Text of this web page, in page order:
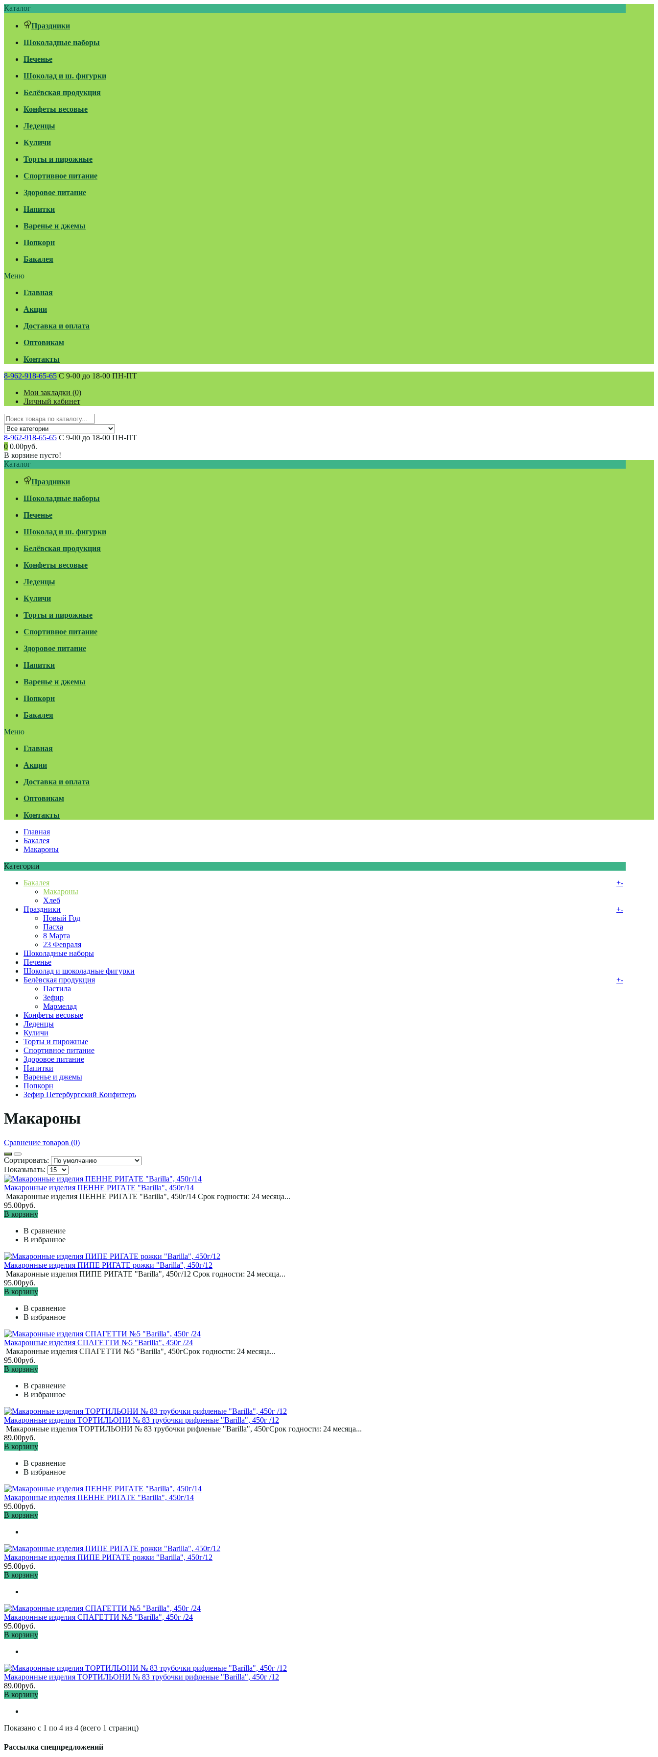
Каталог
Праздники
Шоколадные наборы
Печенье
Шоколад и ш. фигурки
Белёвская продукция
Конфеты весовые
Леденцы
Куличи
Торты и пирожные
Спортивное питание
Здоровое питание
Напитки
Варенье и джемы
Попкорн
Бакалея
Меню
Главная
Акции
Доставка и оплата
Оптовикам
Контакты
8-962-918-65-65 С 9-00 до 18-00 ПН-ПТ
Мои закладки (0)
Личный кабинет
8-962-918-65-65 С 9-00 до 18-00 ПН-ПТ
0 0.00руб.
В корзине пусто!
Каталог
Праздники
Шоколадные наборы
Печенье
Шоколад и ш. фигурки
Белёвская продукция
Конфеты весовые
Леденцы
Куличи
Торты и пирожные
Спортивное питание
Здоровое питание
Напитки
Варенье и джемы
Попкорн
Бакалея
Меню
Главная
Акции
Доставка и оплата
Оптовикам
Контакты
Главная
Бакалея
Макароны
Категории
Бакалея
+-
Макароны
Хлеб
Праздники
+-
Новый Год
Пасха
8 Марта
23 Февраля
Шоколадные наборы
Печенье
Шоколад и шоколадные фигурки
Белёвская продукция
+-
Пастила
Зефир
Мармелад
Конфеты весовые
Леденцы
Куличи
Торты и пирожные
Спортивное питание
Здоровое питание
Напитки
Варенье и джемы
Попкорн
Зефир Петербургский Конфитеръ
Макароны
Сравнение товаров (0)
Сортировать:
Показывать:
Макаронные изделия ПЕННЕ РИГАТЕ "Barilla", 450г/14
Макаронные изделия ПЕННЕ РИГАТЕ "Barilla", 450г/14 Срок годности: 24 месяца...
95.00руб.
В корзину
В сравнение
В избранное
Макаронные изделия ПИПЕ РИГАТЕ рожки "Barilla", 450г/12
Макаронные изделия ПИПЕ РИГАТЕ "Barilla", 450г/12 Срок годности: 24 месяца...
95.00руб.
В корзину
В сравнение
В избранное
Макаронные изделия СПАГЕТТИ №5 "Barilla", 450г /24
Макаронные изделия СПАГЕТТИ №5 "Barilla", 450гСрок годности: 24 месяца...
95.00руб.
В корзину
В сравнение
В избранное
Макаронные изделия ТОРТИЛЬОНИ № 83 трубочки рифленые "Barilla", 450г /12
Макаронные изделия ТОРТИЛЬОНИ № 83 трубочки рифленые "Barilla", 450гСрок годности: 24 месяца...
89.00руб.
В корзину
В сравнение
В избранное
Макаронные изделия ПЕННЕ РИГАТЕ "Barilla", 450г/14
95.00руб.
В корзину
Макаронные изделия ПИПЕ РИГАТЕ рожки "Barilla", 450г/12
95.00руб.
В корзину
Макаронные изделия СПАГЕТТИ №5 "Barilla", 450г /24
95.00руб.
В корзину
Макаронные изделия ТОРТИЛЬОНИ № 83 трубочки рифленые "Barilla", 450г /12
89.00руб.
В корзину
Показано с 1 по 4 из 4 (всего 1 страниц)
Рассылка спецпредложений